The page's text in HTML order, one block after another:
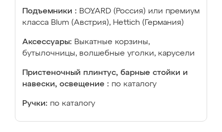
Подъемники : BOYARD (Россия) или премиум
класса Blum (Австрия), Hettich (Германия)
Аксессуары: Выкатные корзины,
бутылочницы, волшебные уголки, карусели
Пристеночный плинтус, барные стойки и
навески, освещение : по каталогу
Ручки: по каталогу